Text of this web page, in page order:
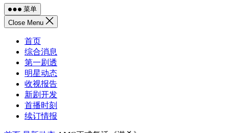
菜单
Close Menu
首页
综合消息
第一剧透
明星动态
收视报告
新剧开发
首播时刻
续订情报